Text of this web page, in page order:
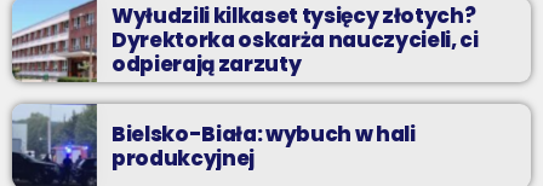
Wyłudzili kilkaset tysięcy złotych?
Dyrektorka oskarża nauczycieli, ci
odpierają zarzuty
Bielsko-Biała: wybuch w hali
produkcyjnej